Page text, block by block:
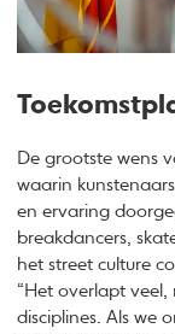
De grootste wens
waarin
en ervaring
breakdancers,
het street culture
“Het overlapt veel,
disciplines. Als we